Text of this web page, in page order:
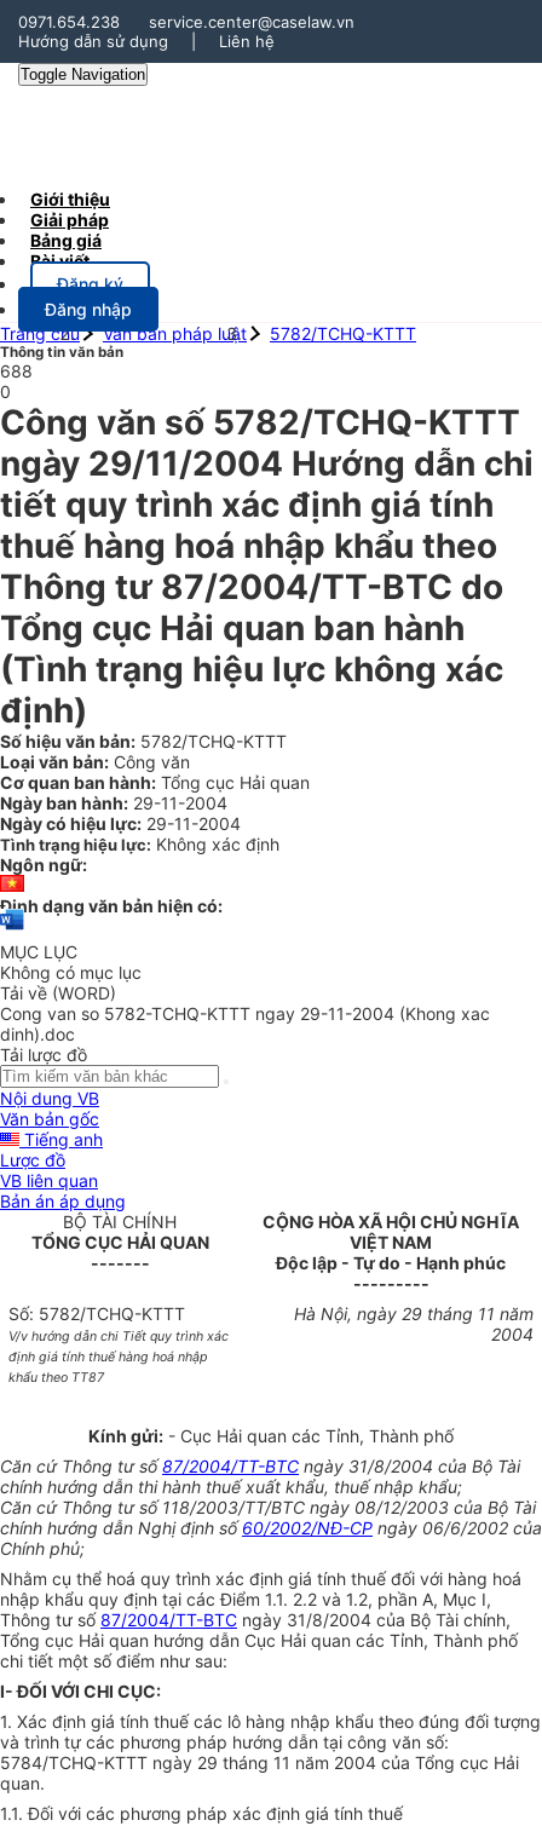
0971.654.238
service.center@caselaw.vn
Hướng dẫn sử dụng
Liên hệ
Toggle Navigation
Giới thiệu
Giải pháp
Bảng giá
Bài viết
Đăng ký
Đăng nhập
Trang chủ
Văn bản pháp luật 5782/TCHQ-KTTT
Thông tin văn bản
688
0
Công văn số 5782/TCHQ-KTTT
ngày 29/11/2004 Hướng dẫn chi
tiết quy trình xác định giá tính
thuế hàng hoá nhập khẩu theo
Thông tư 87/2004/TT-BTC do
Tổng cục Hải quan ban hành
(Tình trạng hiệu lực không xác
định)
Số hiệu văn bản: 5782/TCHQ-KTTT
Loại văn bản: Công văn
Cơ quan ban hành: Tổng cục Hải quan
Ngày ban hành: 29-11-2004
Ngày có hiệu lực: 29-11-2004
Tình trạng hiệu lực: Không xác định
Ngôn ngữ:
Định dạng văn bản hiện có:
MỤC LỤC
Không có mục lục
Tải về (WORD)
Cong van so 5782-TCHQ-KTTT ngay 29-11-2004 (Khong xac
dinh).doc
Tải lược đồ
Nội dung VB
Văn bản gốc
Tiếng anh
Lược đồ
VB liên quan
Bản án áp dụng
BỘ TÀI CHÍNH
TỔNG CỤC HẢI QUAN
-------
CỘNG HÒA XÃ HỘI CHỦ NGHĨA
VIỆT NAM
Độc lập - Tự do - Hạnh phúc
---------
Số: 5782/TCHQ-KTTT
V/v hướng dẫn chi Tiết quy trình xác
định giá tính thuế hàng hoá nhập
khẩu theo TT87
Hà Nội, ngày 29 tháng 11 năm
2004
Kính gửi: - Cục Hải quan các Tỉnh, Thành phố
Căn cứ Thông tư số87/2004/TT-BTC ngày 31/8/2004 của Bộ Tài
chính hướng dẫn thi hành thuế xuất khẩu, thuế nhập khẩu;
Căn cứ Thông tư số 118/2003/TT/BTC ngày 08/12/2003 của Bộ Tài
chính hướng dẫn Nghị định số60/2002/NĐ-CP ngày 06/6/2002 của
Chính phủ;
Nhằm cụ thể hoá quy trình xác định giá tính thuế đối với hàng hoá
nhập khẩu quy định tại các Điểm 1.1. 2.2 và 1.2, phần A, Mục I,
Thông tư số87/2004/TT-BTC ngày 31/8/2004 của Bộ Tài chính,
Tổng cục Hải quan hướng dẫn Cục Hải quan các Tỉnh, Thành phố
chi tiết một số điểm như sau:
I- ĐỐI VỚI CHI CỤC:
1. Xác định giá tính thuế các lô hàng nhập khẩu theo đúng đối tượng
và trình tự các phương pháp hướng dẫn tại công văn số:
5784/TCHQ-KTTT ngày 29 tháng 11 năm 2004 của Tổng cục Hải
quan.
1.1. Đối với các phương pháp xác định giá tính thuế